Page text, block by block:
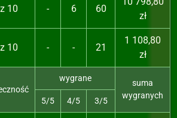
10 - 6 60
zł
10 - - 21
1 108,80
zł
wygrane
suma
wygranych
5/5 4/5 3/5